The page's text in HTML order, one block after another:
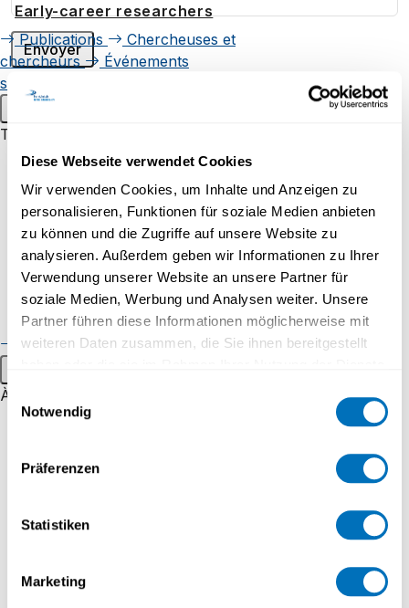
Diese Webseite verwendet Cookies
Wir verwenden Cookies, um Inhalte und Anzeigen zu
personalisieren, Funktionen für soziale Medien anbieten
zu können und die Zugriffe auf unsere Website zu
analysieren. Außerdem geben wir Informationen zu Ihrer
Verwendung unserer Website an unsere Partner für
soziale Medien, Werbung und Analysen weiter. Unsere
Partner führen diese Informationen möglicherweise mit
weiteren Daten zusammen, die Sie ihnen bereitgestellt
Einwilligungsauswahl
Notwendig
Präferenzen
Statistiken
Marketing
Early-career researchers
Publications
Chercheuses et
chercheurs
Événements
scientifiques
Transfert de savoir
Pour les enfants et les jeunes
Uni60+
Formations pour les
entreprises
Mandats de consulting
Exemples de prestations
Événements grand public
À propos
Portrait
Espace media
Faculté de droit
08.09.2026 - 09:00 à 10:00
Forum Iuris - September
Schulungsraum B18.005 und online
Schulungsraum B18.005 und online